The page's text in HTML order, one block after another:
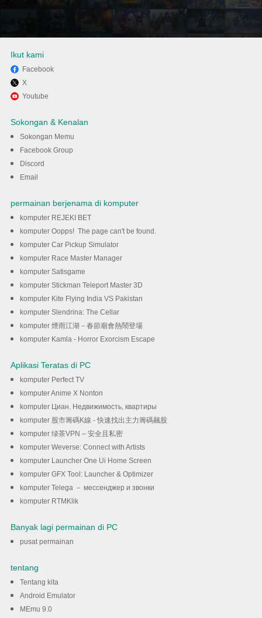
Gunakan MENu untuk
mengalami Movie Downloader
App | Torrent pada komputer
Ikut kami
Facebook
X
Youtube
Sokongan & Kenalan
Sokongan Memu
Facebook Group
Discord
Email
permainan berjenama di komputer
komputer REJEKI BET
komputer Oopps! The page can't be found.
komputer Car Pickup Simulator
komputer Race Master Manager
komputer Satisgame
komputer Stickman Teleport Master 3D
komputer Kite Flying India VS Pakistan
komputer Slendrina: The Cellar
komputer 煙雨江湖－春節廟會熱鬧登場
komputer Kamla - Horror Exorcism Escape
Aplikasi Teratas di PC
komputer Perfect TV
komputer Anime X Nonton
komputer Циан. Недвижимость, квартиры
komputer 股市籌碼K線 - 快速找出主力籌碼飆股
komputer 绿茶VPN – 安全且私密
komputer Weverse: Connect with Artists
komputer Launcher One Ui Home Screen
komputer GFX Tool: Launcher & Optimizer
komputer Telega － мессенджер и звонки
komputer RTMKlik
Banyak lagi permainan di PC
pusat permainan
tentang
Tentang kita
Android Emulator
MEmu 9.0